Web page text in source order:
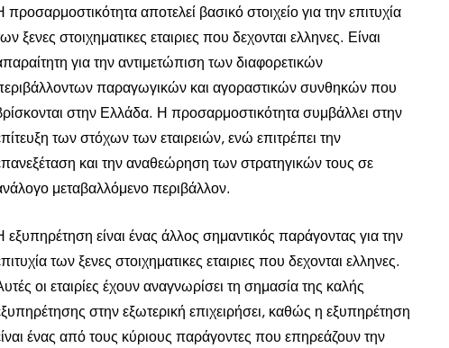
προσαρμοστικότητα αποτελεί βασικό στοιχείο για την επιτυχία
ξενες στοιχηματικες εταιριες που δεχονται ελληνες. Είναι
για την αντιμετώπιση των διαφορετικών
παραγωγικών και αγοραστικών συνθηκών που
στην Ελλάδα. Η προσαρμοστικότητα συμβάλλει στην
των στόχων των εταιρειών, ενώ επιτρέπει την
και την αναθεώρηση των στρατηγικών τους σε
μεταβαλλόμενο περιβάλλον.
εξυπηρέτηση είναι ένας άλλος σημαντικός παράγοντας για την
των ξενες στοιχηματικες εταιριες που δεχονται ελληνες.
οι εταιρίες έχουν αναγνωρίσει τη σημασία της καλής
στην εξωτερική επιχειρήσει, καθώς η εξυπηρέτηση
ένας από τους κύριους παράγοντες που επηρεάζουν την